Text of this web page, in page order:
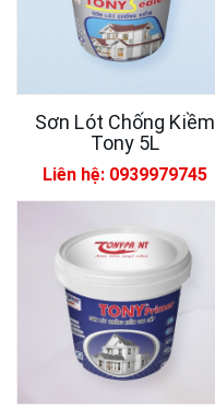
Sơn Lót Chống Kiềm
Tony 5L
Liên hệ: 0939979745